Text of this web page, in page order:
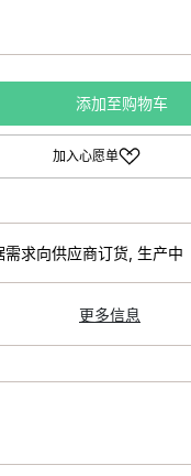
添加至购物车
加入心愿单
需求向供应商订货 生产中
更多信息